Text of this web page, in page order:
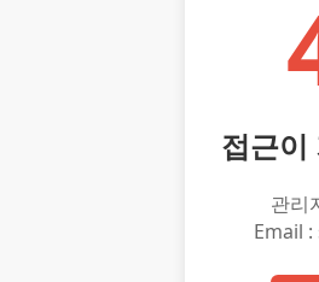
접근이
관리
Email